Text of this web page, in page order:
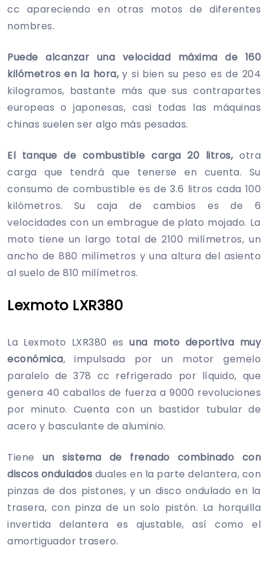
cc apareciendo en otras motos de diferentes
nombres.
Puede alcanzar una velocidad máxima de 160
kilómetros en la hora,y si bien su peso es de 204
kilogramos, bastante más que sus contrapartes
europeas o japonesas, casi todas las máquinas
chinas suelen ser algo más pesadas.
El tanque de combustible carga 20 litros,otra
carga que tendrá que tenerse en cuenta. Su
consumo de combustible es de 3.6 litros cada 100
kilómetros. Su caja de cambios es de 6
velocidades con un embrague de plato mojado. La
moto tiene un largo total de 2100 milímetros, un
ancho de 880 milímetros y una altura del asiento
al suelo de 810 milímetros.
Lexmoto LXR380
La Lexmoto LXR380 esuna moto deportiva muy
económica, impulsada por un motor gemelo
paralelo de 378 cc refrigerado por líquido, que
genera 40 caballos de fuerza a 9000 revoluciones
por minuto. Cuenta con un bastidor tubular de
acero y basculante de aluminio.
Tiene un sistema de frenado combinado con
discos ondulados duales en la parte delantera, con
pinzas de dos pistones, y un disco ondulado en la
trasera, con pinza de un solo pistón. La horquilla
invertida delantera es ajustable, así como el
amortiguador trasero.